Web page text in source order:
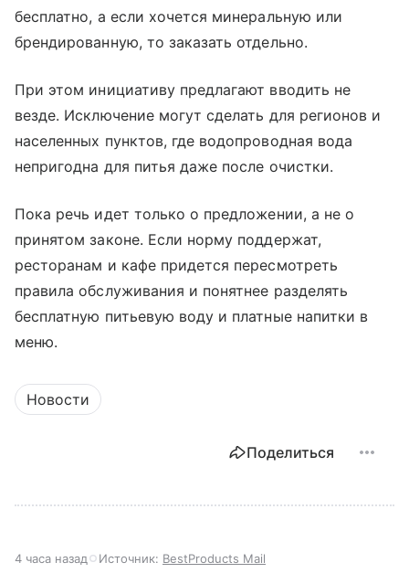
бесплатно, а если хочется минеральную или
брендированную, то заказать отдельно.
При этом инициативу предлагают вводить не
везде. Исключение могут сделать для регионов и
населенных пунктов, где водопроводная вода
непригодна для питья даже после очистки.
Пока речь идет только о предложении, а не о
принятом законе. Если норму поддержат,
ресторанам и кафе придется пересмотреть
правила обслуживания и понятнее разделять
бесплатную питьевую воду и платные напитки в
меню.
Новости
Поделиться
4 часа назад Источник: BestProducts Mail